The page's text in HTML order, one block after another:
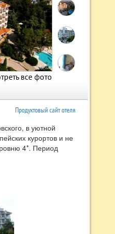
все фото
Продуктовый сайт отеля
в уютной
курортов и не
4*. Период